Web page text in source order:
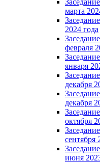
марта
2024 года
февраля
января
декабря
декабря
октября
сентября
июня